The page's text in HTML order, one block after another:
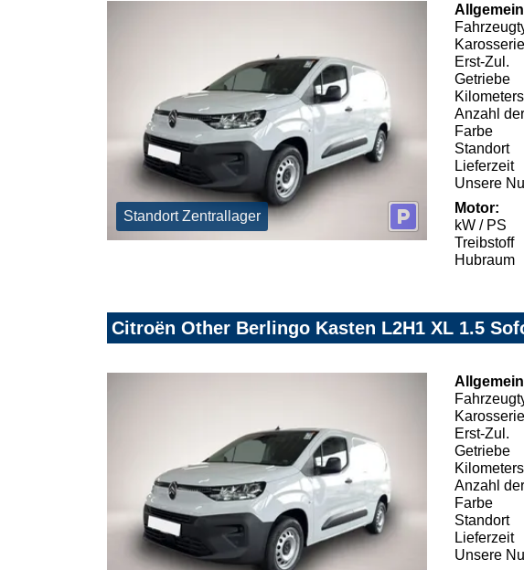
Standort Zentrallager
Erst-Zul.
Getriebe
Anzahl
Farbe
Standort
Lieferzeit
Unsere
Motor:
kW / PS
Treibstoff
Hubraum
Citroën Other Berlingo Kasten L2H1 XL 1.5
Erst-Zul.
Getriebe
Anzahl
Farbe
Standort
Lieferzeit
Unsere